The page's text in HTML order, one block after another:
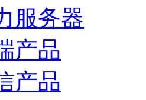
服务器
产品
产品